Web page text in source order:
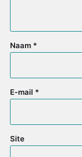
Naam *
E-mail *
Site